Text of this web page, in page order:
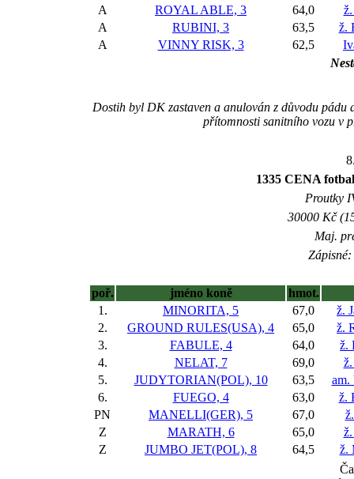
A
ROYAL ABLE, 3 64,0
A
RUBINI, 3 63,5
ž.
A
VINNY RISK, 3 62,5
Dostih byl DK zastaven a anulován z důvodu
přítomnosti sanitního vozu v
1335 CENA
Proutky
30000 Kč
Maj.
poř. jméno koně
hmot.
1.
MINORITA, 5 67,0
ž.
2.
GROUND RULES(USA), 4 65,0
ž.
3.
FABULE, 4 64,0
ž.
4.
NELAT, 7 69,0
5.
JUDYTORIAN(POL), 10 63,5
am.
6.
FUEGO, 4 63,0
ž.
PN
MANELLI(GER), 5 67,0
Z
MARATH, 6 65,0
Z
JUMBO JET(POL), 8 64,5
ž.